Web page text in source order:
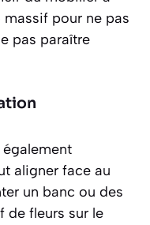
massif pour ne pas
pas paraître
aligner face au
un banc ou des
de fleurs sur le